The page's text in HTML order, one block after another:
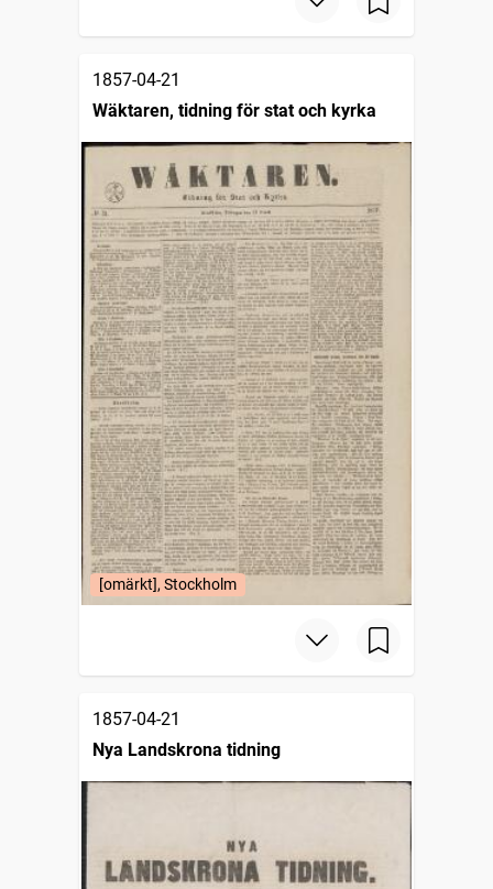
1857-04-21
Wäktaren, tidning för stat och kyrka
[omärkt], Stockholm
1857-04-21
Nya Landskrona tidning